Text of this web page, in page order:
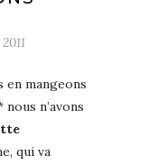
en mangeons
n’avons
qui va